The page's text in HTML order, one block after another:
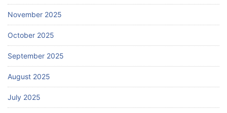
November 2025
October 2025
September 2025
August 2025
July 2025